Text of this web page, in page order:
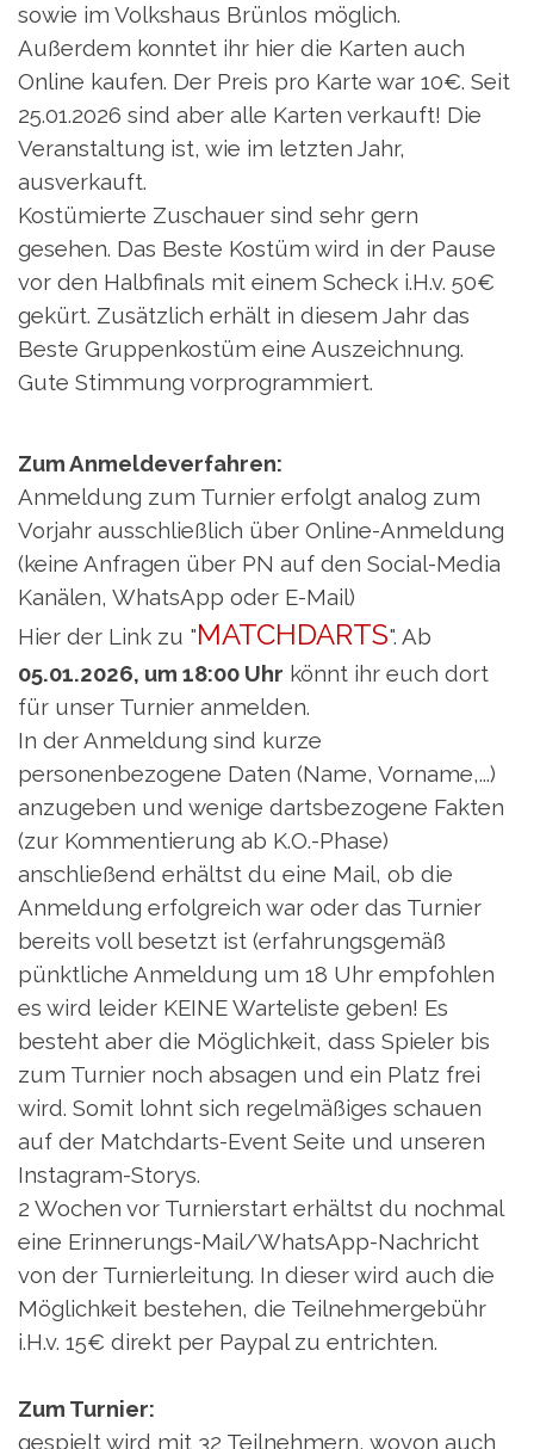
sowie im Volkshaus Brünlos möglich.
Außerdem konntet ihr hier die Karten auch
Online kaufen. Der Preis pro Karte war 10€. Seit
25.01.2026 sind aber alle Karten verkauft! Die
Veranstaltung ist, wie im letzten Jahr,
ausverkauft.
Kostümierte Zuschauer sind sehr gern
gesehen. Das Beste Kostüm wird in der Pause
vor den Halbfinals mit einem Scheck i.H.v. 50€
gekürt. Zusätzlich erhält in diesem Jahr das
Beste Gruppenkostüm eine Auszeichnung.
Gute Stimmung vorprogrammiert.
Zum Anmeldeverfahren:
Anmeldung zum Turnier erfolgt analog zum
Vorjahr ausschließlich über Online-Anmeldung
(keine Anfragen über PN auf den Social-Media
Kanälen, WhatsApp oder E-Mail)
Hier der Link zu "MATCHDARTS". Ab
05.01.2026, um 18:00 Uhr könnt ihr euch dort
für unser Turnier anmelden.
In der Anmeldung sind kurze
personenbezogene Daten (Name, Vorname,...)
anzugeben und wenige dartsbezogene Fakten
(zur Kommentierung ab K.O.-Phase)
anschließend erhältst du eine Mail, ob die
Anmeldung erfolgreich war oder das Turnier
bereits voll besetzt ist (erfahrungsgemäß
pünktliche Anmeldung um 18 Uhr empfohlen
es wird leider KEINE Warteliste geben! Es
besteht aber die Möglichkeit, dass Spieler bis
zum Turnier noch absagen und ein Platz frei
wird. Somit lohnt sich regelmäßiges schauen
auf der Matchdarts-Event Seite und unseren
Instagram-Storys.
2 Wochen vor Turnierstart erhältst du nochmal
eine Erinnerungs-Mail/WhatsApp-Nachricht
von der Turnierleitung. In dieser wird auch die
Möglichkeit bestehen, die Teilnehmergebühr
i.H.v. 15€ direkt per Paypal zu entrichten.
Zum Turnier:
gespielt wird mit 32 Teilnehmern, wovon auch